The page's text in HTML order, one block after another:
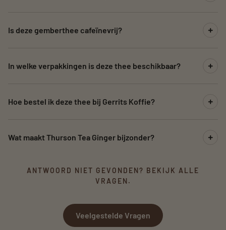
Is deze gemberthee cafeïnevrij?
In welke verpakkingen is deze thee beschikbaar?
Hoe bestel ik deze thee bij Gerrits Koffie?
Wat maakt Thurson Tea Ginger bijzonder?
ANTWOORD NIET GEVONDEN? BEKIJK ALLE
VRAGEN.
Veelgestelde Vragen